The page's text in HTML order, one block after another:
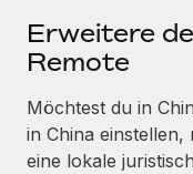
Erweitere
Remote
Möchtest du in
in China einstellen,
eine lokale